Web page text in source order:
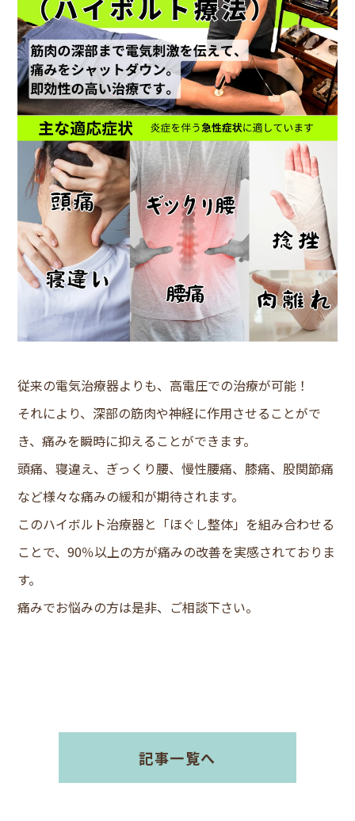
従来の電気治療器よりも、高電圧での治療が可能！
それにより、深部の筋肉や神経に作用させることがで
き、痛みを瞬時に抑えることができます。
頭痛、寝違え、ぎっくり腰、慢性腰痛、膝痛、股関節痛
など様々な痛みの緩和が期待されます。
このハイボルト治療器と「ほぐし整体」を組み合わせる
ことで、90％以上の方が痛みの改善を実感されておりま
す。
痛みでお悩みの方は是非、ご相談下さい。
記事一覧へ